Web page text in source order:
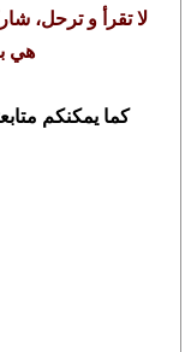
لا تقرأ و ترحل،
هي
كما يمكنكم